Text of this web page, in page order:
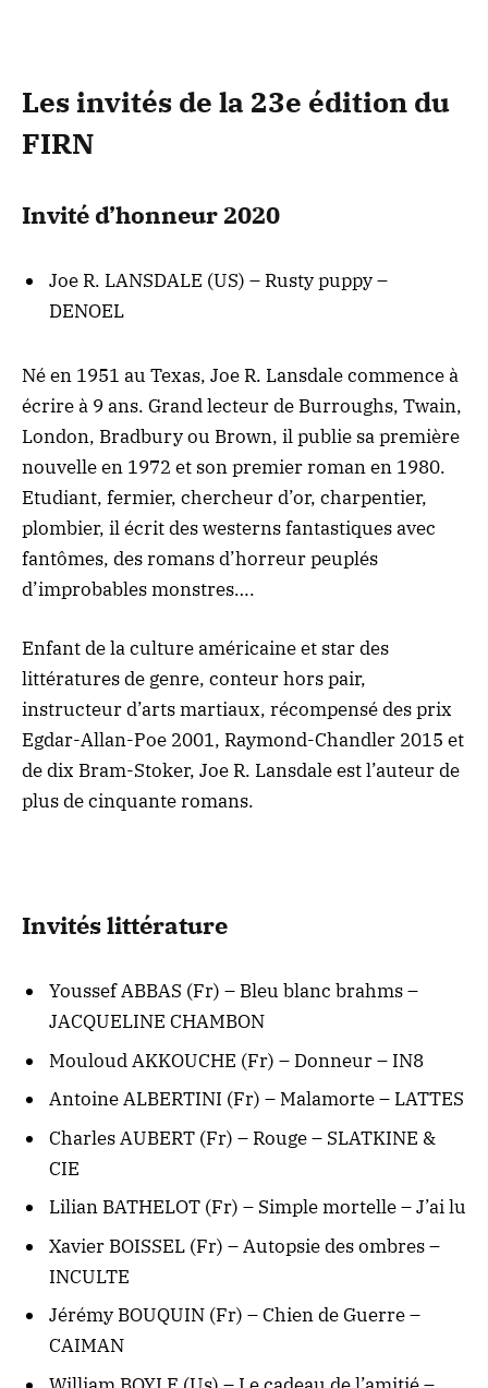
Les invités de la 23e édition du
FIRN
Invité d’honneur 2020
Joe R. LANSDALE (US) – Rusty puppy –
DENOEL
Né en 1951 au Texas, Joe R. Lansdale commence à
écrire à 9 ans. Grand lecteur de Burroughs, Twain,
London, Bradbury ou Brown, il publie sa première
nouvelle en 1972 et son premier roman en 1980.
Etudiant, fermier, chercheur d’or, charpentier,
plombier, il écrit des westerns fantastiques avec
fantômes, des romans d’horreur peuplés
d’improbables monstres….
Enfant de la culture américaine et star des
littératures de genre, conteur hors pair,
instructeur d’arts martiaux, récompensé des prix
Egdar-Allan-Poe 2001, Raymond-Chandler 2015 et
de dix Bram-Stoker, Joe R. Lansdale est l’auteur de
plus de cinquante romans.
Invités littérature
Youssef ABBAS (Fr) – Bleu blanc brahms –
JACQUELINE CHAMBON
Mouloud AKKOUCHE (Fr) – Donneur – IN8
Antoine ALBERTINI (Fr) – Malamorte – LATTES
Charles AUBERT (Fr) – Rouge – SLATKINE &
CIE
Lilian BATHELOT (Fr) – Simple mortelle – J’ai lu
Xavier BOISSEL (Fr) – Autopsie des ombres –
INCULTE
Jérémy BOUQUIN (Fr) – Chien de Guerre –
CAIMAN